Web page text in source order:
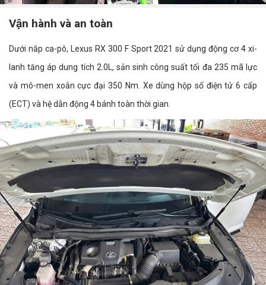
Vận hành và an toàn
Dưới nắp ca-pô, Lexus RX 300 F Sport 2021 sử dụng động cơ 4 xi-
lanh tăng áp dung tích 2.0L, sản sinh công suất tối đa 235 mã lực
và mô-men xoắn cực đại 350 Nm. Xe dùng hộp số điện tử 6 cấp
(ECT) và hệ dẫn động 4 bánh toàn thời gian.